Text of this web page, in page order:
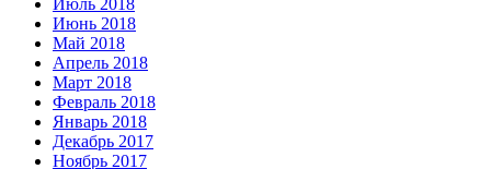
Июль 2018
Июнь 2018
Май 2018
Апрель 2018
Март 2018
Февраль 2018
Январь 2018
Декабрь 2017
Ноябрь 2017